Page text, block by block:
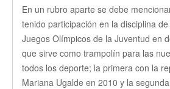
En un rubro aparte se debe
tenido participación en la disciplina
Juegos Olímpicos de la Juventud en
que sirve como trampolín para las
todos los deporte; la primera con la
Mariana Ugalde en 2010 y la